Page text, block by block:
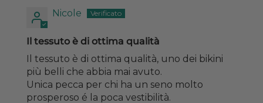
Nicole
Il tessuto è di ottima qualità
Il tessuto è di ottima qualità, uno dei bikini
più belli che abbia mai avuto.
Unica pecca per chi ha un seno molto
prosperoso é la poca vestibilità.